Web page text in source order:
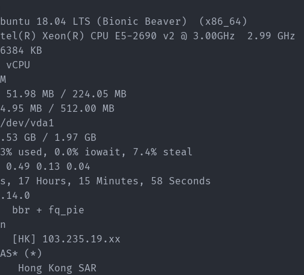
18.04 LTS (Bionic Beaver)  (x86_64)
Xeon(R) CPU E5-2690 v2 @ 3.00GHz  2.99 GHz
KB
MB / 224.05 MB
MB / 512.00 MB
vda1
GB / 1.97 GB
used, 0.0% iowait, 7.4% steal
0.13 0.04
Hours, 15 Minutes, 58 Seconds
bbr + fq_pie
[HK] 103.235.19.xx
(*)
Kong SAR